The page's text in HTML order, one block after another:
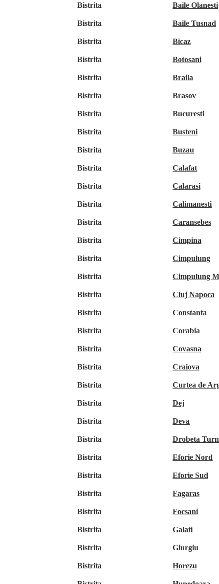
Bistrita Baile Olanesti
Bistrita Baile Tusnad
Bistrita Bicaz
Bistrita Botosani
Bistrita Braila
Bistrita Brasov
Bistrita Bucuresti
Bistrita Busteni
Bistrita Buzau
Bistrita Calafat
Bistrita Calarasi
Bistrita Calimanesti
Bistrita Caransebes
Bistrita Cimpina
Bistrita Cimpulung
Bistrita Cimpulung
Bistrita Cluj Napoca
Bistrita Constanta
Bistrita Corabia
Bistrita Covasna
Bistrita Craiova
Bistrita Curtea de
Bistrita Dej
Bistrita Deva
Bistrita Drobeta
Bistrita Eforie Nord
Bistrita Eforie Sud
Bistrita Fagaras
Bistrita Focsani
Bistrita Galati
Bistrita Giurgiu
Bistrita Horezu